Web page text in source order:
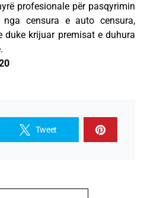
profesionale për pasqyrimin
censura e auto censura,
krijuar premisat e duhura
Tweet